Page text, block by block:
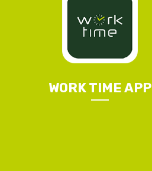
WORK TIME APP